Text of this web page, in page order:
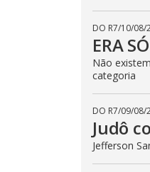
DO R7/10/08/
ERA
Não
categoria
DO R7/09/08/
Judô
Jefferson